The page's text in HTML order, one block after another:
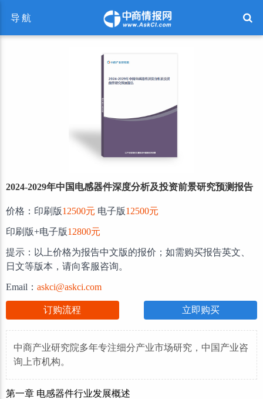
导航
2024-2029年中国电感器件深度分析及投资前景研究预测报告
价格：印刷版12500元 电子版12500元
印刷版+电子版12800元
提示：以上价格为报告中文版的报价；如需购买报告英文、
日文等版本，请向客服咨询。
Email： askci@askci.com
订购流程 立即购买
中商产业研究院多年专注细分产业市场研究，中国产业咨
询上市机构。
第一章 电感器件行业发展概述